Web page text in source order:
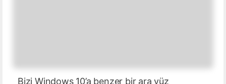
Bizi Windows 10’a benzer bir ara yüz